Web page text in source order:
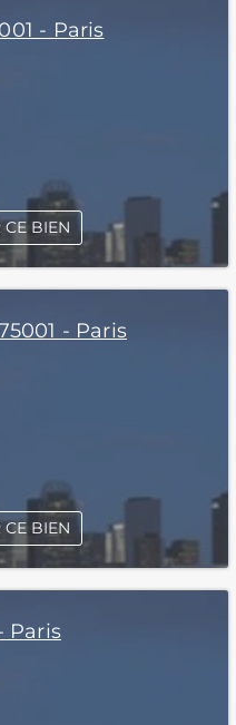
- Paris
CE BIEN
- Paris
CE BIEN
Paris